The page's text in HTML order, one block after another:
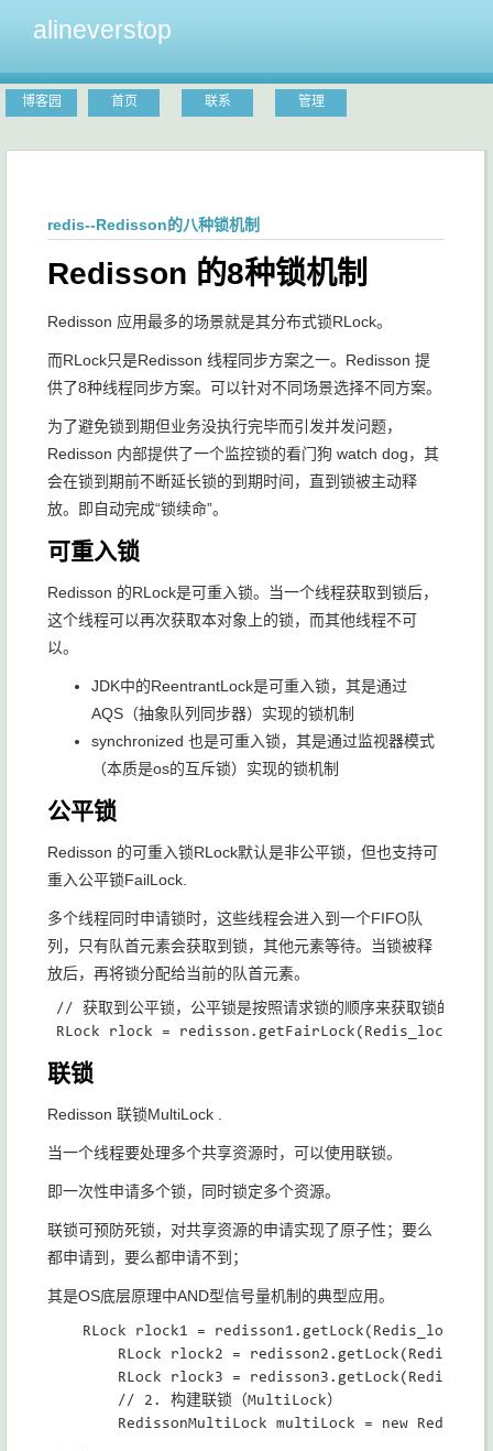
alineverstop
博客园 首页 联系 管理
redis--Redisson的八种锁机制
Redisson 的8种锁机制
Redisson 应用最多的场景就是其分布式锁RLock。
而RLock只是Redisson 线程同步方案之一。Redisson 提
供了8种线程同步方案。可以针对不同场景选择不同方案。
为了避免锁到期但业务没执行完毕而引发并发问题，
Redisson 内部提供了一个监控锁的看门狗 watch dog，其
会在锁到期前不断延长锁的到期时间，直到锁被主动释
放。即自动完成“锁续命”。
可重入锁
Redisson 的RLock是可重入锁。当一个线程获取到锁后，
这个线程可以再次获取本对象上的锁，而其他线程不可
以。
JDK中的ReentrantLock是可重入锁，其是通过
AQS（抽象队列同步器）实现的锁机制
synchronized 也是可重入锁，其是通过监视器模式
（本质是os的互斥锁）实现的锁机制
公平锁
Redisson 的可重入锁RLock默认是非公平锁，但也支持可
重入公平锁FailLock.
多个线程同时申请锁时，这些线程会进入到一个FIFO队
列，只有队首元素会获取到锁，其他元素等待。当锁被释
放后，再将锁分配给当前的队首元素。
// 获取到公平锁，公平锁是按照请求锁的顺序来获取锁的，先
联锁
Redisson 联锁MultiLock .
当一个线程要处理多个共享资源时，可以使用联锁。
即一次性申请多个锁，同时锁定多个资源。
联锁可预防死锁，对共享资源的申请实现了原子性；要么
都申请到，要么都申请不到；
其是OS底层原理中AND型信号量机制的典型应用。
RLock rlock1 =
RLock rlock2 =
RLock rlock3 =
        // 2. 构建联锁（MultiLock）